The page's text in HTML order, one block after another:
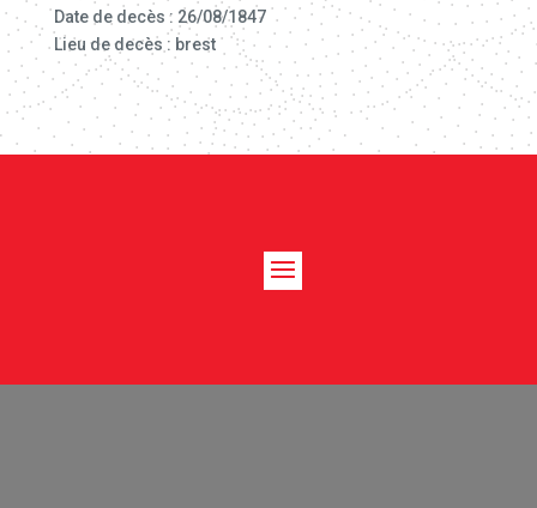
Date de decès : 26/08/1847
Lieu de decès : brest